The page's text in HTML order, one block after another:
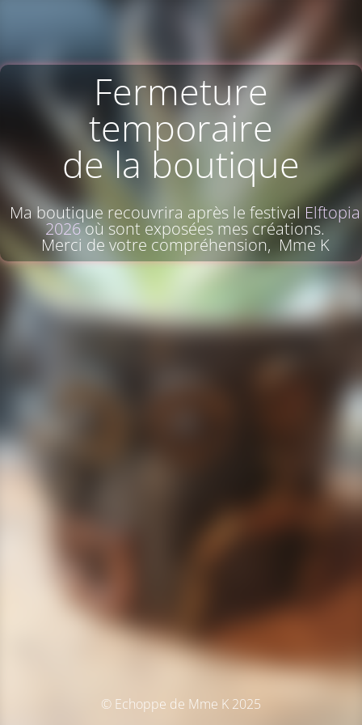
Fermeture
temporaire
de la boutique
Ma boutique recouvrira après le festival Elftopia
2026où sont exposées mes créations.
Merci de votre compréhension, Mme K
© Echoppe de Mme K 2025